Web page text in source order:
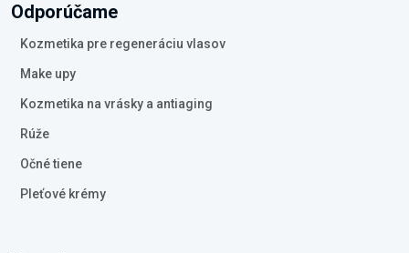
Odporúčame
Kozmetika pre regeneráciu vlasov
Make upy
Kozmetika na vrásky a antiaging
Rúže
Očné tiene
Pleťové krémy